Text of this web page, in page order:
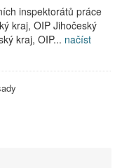
inspektorátů práce
kraj, OIP Jihočeský
kraj, OIP... načíst